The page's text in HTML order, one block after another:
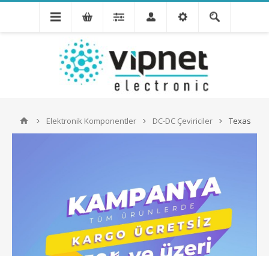
Elektronik Komponentler DC-DC Çeviriciler Texas